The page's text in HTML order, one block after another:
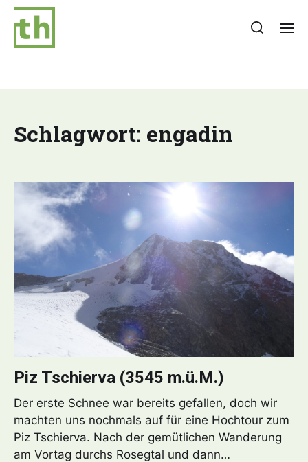
Schlagwort: engadin
Piz Tschierva (3545 m.ü.M.)
Der erste Schnee war bereits gefallen, doch wir
machten uns nochmals auf für eine Hochtour zum
Piz Tschierva. Nach der gemütlichen Wanderung
am Vortag durchs Rosegtal und dann…